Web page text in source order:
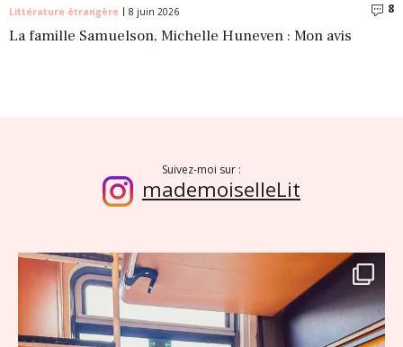
Littérature étrangère 8 juin 2026 8
La famille Samuelson, Michelle Huneven : Mon avis
Suivez-moi sur :
mademoiselleLit